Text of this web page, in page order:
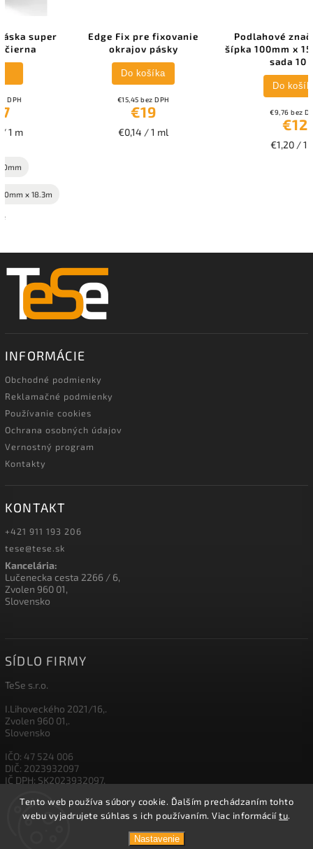
Tento web používa súbory cookie. Ďalším prechádzaním tohto
webu vyjadrujete súhlas s ich používaním. Viac informáciítu.
Nastavenie
Edge Fix pre fixovanie
okrajov pásky
Podlahové značenie tvar
šípka 100mm x 150mm žlté -
INFORMÁCIE
Obchodné podmienky
Reklamačné podmienky
Používanie cookies
Ochrana osobných údajov
Vernostný program
Kontakty
KONTAKT
+421 911 193 206
tese@tese.sk
Kancelária:
Lučenecka cesta 2266 / 6,
Zvolen 960 01,
Slovensko
SÍDLO FIRMY
TeSe s.r.o.
I.Lihoveckého 2021/16,.
Zvolen 960 01,.
Slovensko
IČO: 47 524 006
DIČ: 2023932097
IČ DPH: SK2023932097,
IBAN: SK26 1111 0000 0012 3500 5003